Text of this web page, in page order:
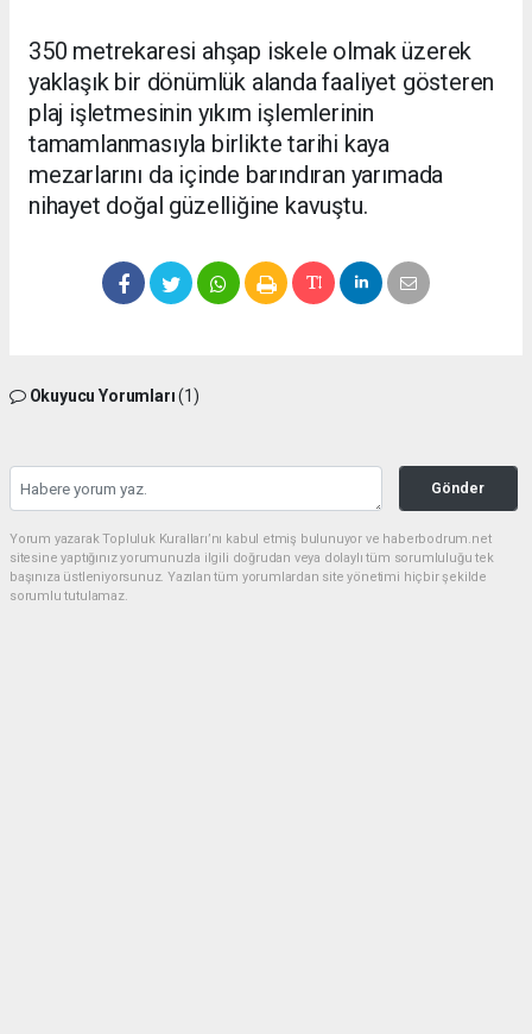
350 metrekaresi ahşap iskele olmak üzerek
yaklaşık bir dönümlük alanda faaliyet gösteren
plaj işletmesinin yıkım işlemlerinin
tamamlanmasıyla birlikte tarihi kaya
mezarlarını da içinde barındıran yarımada
nihayet doğal güzelliğine kavuştu.
Okuyucu Yorumları(1)
Gönder
Yorum yazarak Topluluk Kuralları’nı kabul etmiş bulunuyor ve haberbodrum.net
sitesine yaptığınız yorumunuzla ilgili doğrudan veya dolaylı tüm sorumluluğu tek
başınıza üstleniyorsunuz. Yazılan tüm yorumlardan site yönetimi hiçbir şekilde
sorumlu tutulamaz.